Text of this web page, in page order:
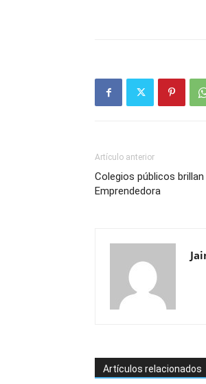
Artículo anterior
Colegios públicos
Emprendedora
Artículos relacionados